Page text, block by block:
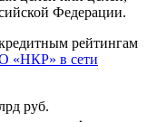
Федерации.
рейтингам
«НКР» в сети
руб.